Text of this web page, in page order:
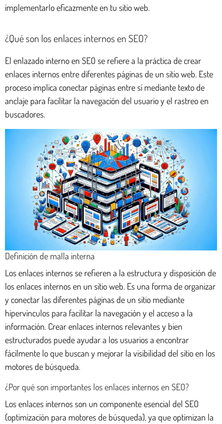
implementarlo eficazmente en tu sitio web.
¿Qué son los enlaces internos en SEO?
El enlazado interno en SEO se refiere a la práctica de crear
enlaces internos entre diferentes páginas de un sitio web. Este
proceso implica conectar páginas entre sí mediante texto de
anclaje para facilitar la navegación del usuario y el rastreo en
buscadores.
Definición de malla interna
Los enlaces internos se refieren a la estructura y disposición de
los enlaces internos en un sitio web. Es una forma de organizar
y conectar las diferentes páginas de un sitio mediante
hipervínculos para facilitar la navegación y el acceso a la
información. Crear enlaces internos relevantes y bien
estructurados puede ayudar a los usuarios a encontrar
fácilmente lo que buscan y mejorar la visibilidad del sitio en los
motores de búsqueda.
¿Por qué son importantes los enlaces internos en SEO?
Los enlaces internos son un componente esencial del SEO
(optimización para motores de búsqueda), ya que optimizan la